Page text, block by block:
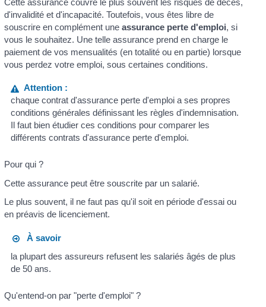
Cette assurance couvre le plus souvent les risques de décès,
d'invalidité et d'incapacité. Toutefois, vous êtes libre de
souscrire en complément une assurance perte d'emploi, si
vous le souhaitez. Une telle assurance prend en charge le
paiement de vos mensualités (en totalité ou en partie) lorsque
vous perdez votre emploi, sous certaines conditions.
Attention :
chaque contrat d'assurance perte d'emploi a ses propres
conditions générales définissant les règles d'indemnisation.
Il faut bien étudier ces conditions pour comparer les
différents contrats d'assurance perte d'emploi.
Pour qui ?
Cette assurance peut être souscrite par un salarié.
Le plus souvent, il ne faut pas qu'il soit en période d'essai ou
en préavis de licenciement.
À savoir
la plupart des assureurs refusent les salariés âgés de plus
de 50 ans.
Qu'entend-on par "perte d'emploi" ?